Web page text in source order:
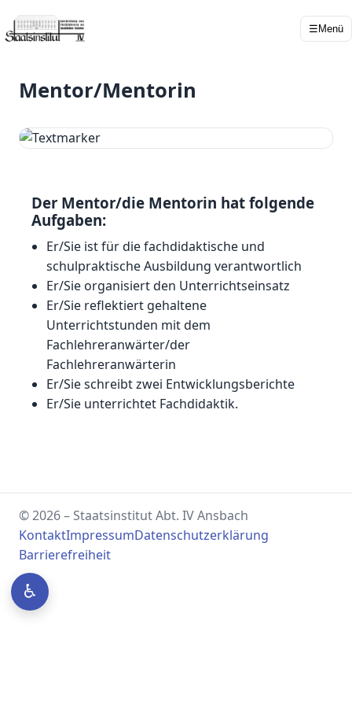
☰Menü
Mentor/Mentorin
Der Mentor/die Mentorin hat folgende
Aufgaben:
Er/Sie ist für die fachdidaktische und
schulpraktische Ausbildung verantwortlich
Er/Sie organisiert den Unterrichtseinsatz
Er/Sie reflektiert gehaltene
Unterrichtstunden mit dem
Fachlehreranwärter/der
Fachlehreranwärterin
Er/Sie schreibt zwei Entwicklungsberichte
Er/Sie unterrichtet Fachdidaktik.
© 2026 – Staatsinstitut Abt. IV Ansbach
KontaktImpressumDatenschutzerklärung
Barrierefreiheit
♿